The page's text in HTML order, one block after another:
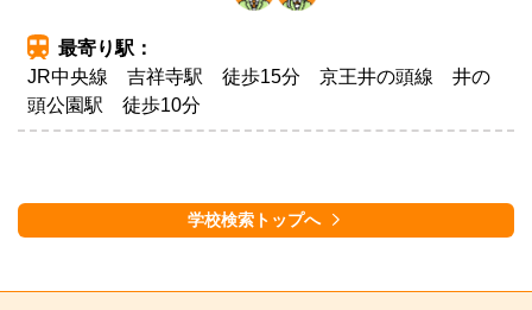
最寄り駅：
JR中央線 吉祥寺駅 徒歩15分 京王井の頭線 井の
頭公園駅 徒歩10分
学校検索トップへ